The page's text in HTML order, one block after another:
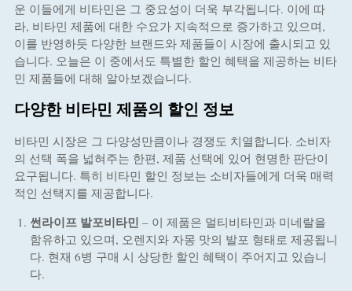
운 이들에게 비타민은 그 중요성이 더욱 부각됩니다. 이에 따
라, 비타민 제품에 대한 수요가 지속적으로 증가하고 있으며,
이를 반영하듯 다양한 브랜드와 제품들이 시장에 출시되고 있
습니다. 오늘은 이 중에서도 특별한 할인 혜택을 제공하는 비타
민 제품들에 대해 알아보겠습니다.
다양한 비타민 제품의 할인 정보
비타민 시장은 그 다양성만큼이나 경쟁도 치열합니다. 소비자
의 선택 폭을 넓혀주는 한편, 제품 선택에 있어 현명한 판단이
요구됩니다. 특히 비타민 할인 정보는 소비자들에게 더욱 매력
적인 선택지를 제공합니다.
썬라이프 발포비타민 – 이 제품은 멀티비타민과 미네랄을
함유하고 있으며, 오렌지와 자몽 맛의 발포 형태로 제공됩니
다. 현재 6병 구매 시 상당한 할인 혜택이 주어지고 있습니
다.